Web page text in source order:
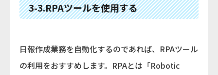
3-3.RPAツールを使用する
日報作成業務を自動化するのであれば、RPAツール
の利用をおすすめします。RPAとは「Robotic